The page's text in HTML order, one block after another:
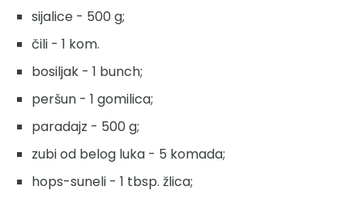
sijalice - 500 g;
čili - 1 kom.
bosiljak - 1 bunch;
peršun - 1 gomilica;
paradajz - 500 g;
zubi od belog luka - 5 komada;
hops-suneli - 1 tbsp. žlica;